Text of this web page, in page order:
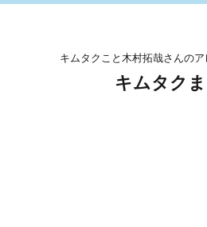
キムタクこと木村拓哉さんの
キムタク